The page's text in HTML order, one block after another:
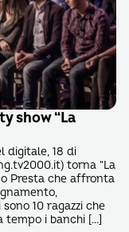
show “La
digitale, 18 di
torna “La
Presta che affronta
10 ragazzi che
tempo i banchi […]